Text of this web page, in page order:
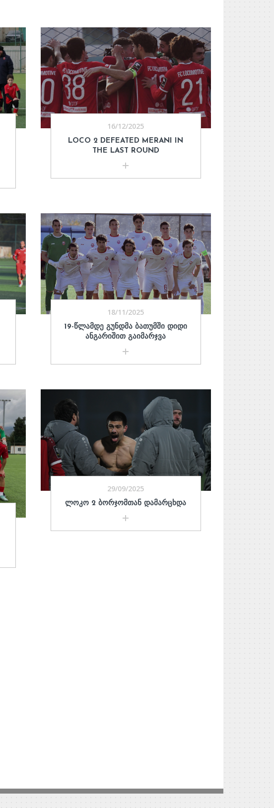
16/12/2025
LOCO 2 DEFEATED MERANI IN
THE LAST ROUND
18/11/2025
19-ᲬᲚᲐᲛᲓᲔ ᲒᲣᲜᲓᲛᲐ ᲑᲐᲗᲣᲛᲨᲘ ᲓᲘᲓᲘ
ᲐᲜᲒᲐᲠᲘᲨᲘᲗ ᲒᲐᲘᲛᲐᲠᲯᲕᲐ
29/09/2025
ᲚᲝᲙᲝ 2 ᲑᲝᲠᲯᲝᲛᲗᲐᲜ ᲓᲐᲛᲐᲠᲪᲮᲓᲐ